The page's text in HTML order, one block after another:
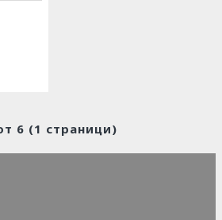
6 (1 страници)